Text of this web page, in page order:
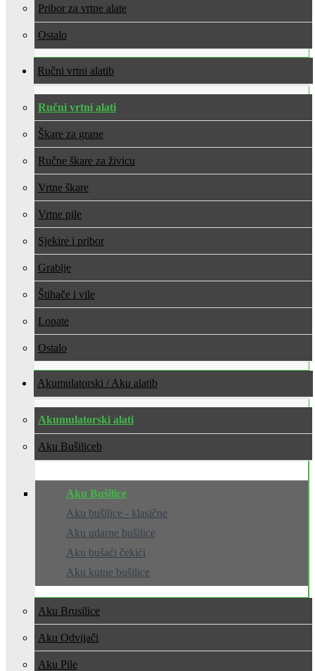
Pribor za vrtne alate
Ostalo
Ručni vrtni alati
Ručni vrtni alati
Škare za grane
Ručne škare za živicu
Vrtne škare
Vrtne pile
Sjekire i pribor
Grablje
Štihače i vile
Lopate
Ostalo
Akumulatorski / Aku alati
Akumulatorski alati
Aku Bušilice
Aku Bušilice
Aku bušilice - klasične
Aku udarne bušilice
Aku bušaći čekići
Aku kutne bušilice
Aku Brusilice
Aku Odvijači
Aku Pile